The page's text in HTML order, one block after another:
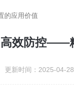
的应用价值
效防控——
更新时间：2025-04-